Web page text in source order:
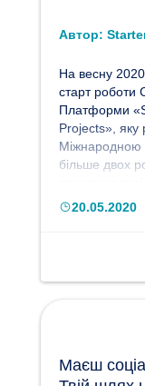
Автор:
На весну
старт роботи
Платформи
Projects», яку
Міжнародною
більше двох
проблем в
20.05.2020
Маєш